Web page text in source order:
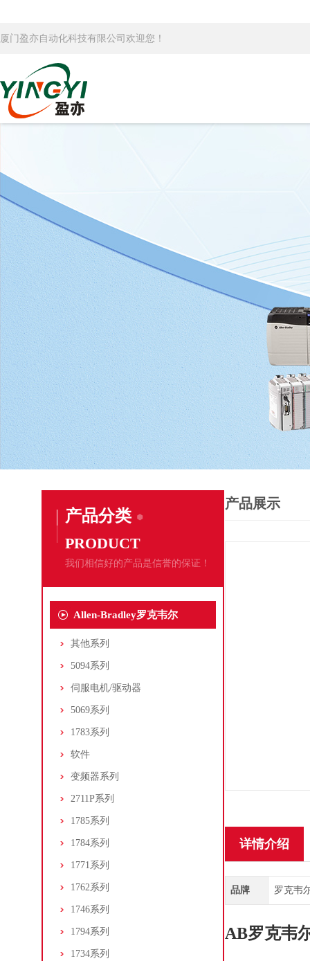
厦门盈亦自动化科技有限公司欢迎您！
产品分类
PRODUCT
我们相信好的产品是信誉的保证！
Allen-Bradley罗克韦尔
其他系列
5094系列
伺服电机/驱动器
5069系列
1783系列
软件
变频器系列
2711P系列
1785系列
1784系列
1771系列
1762系列
1746系列
1794系列
1734系列
产品展示
详情介绍
品牌 罗克韦
AB罗克韦